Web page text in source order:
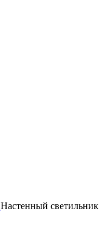
Настенный светильник